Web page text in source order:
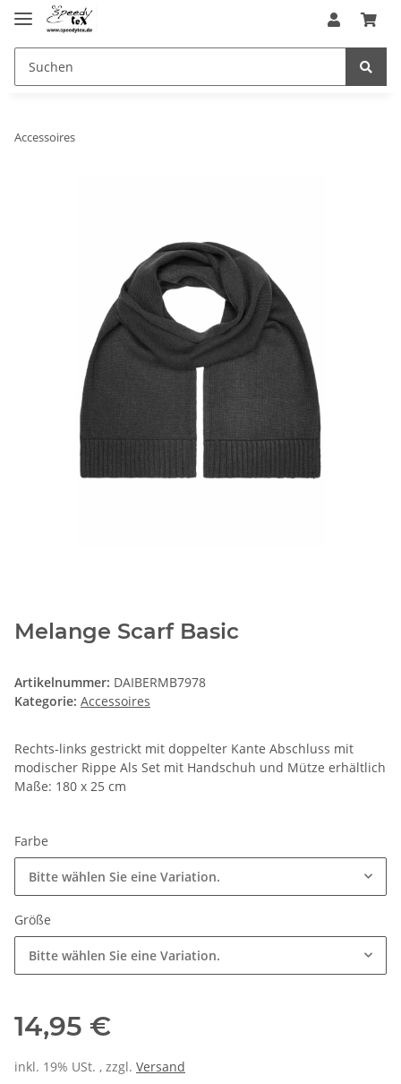
Accessoires
Melange Scarf Basic
Artikelnummer: DAIBERMB7978
Kategorie: Accessoires
Rechts-links gestrickt mit doppelter Kante Abschluss mit
modischer Rippe Als Set mit Handschuh und Mütze erhältlich
Maße: 180 x 25 cm
Farbe
Bitte wählen Sie eine Variation.
Größe
Bitte wählen Sie eine Variation.
14,95 €
inkl. 19% USt. , zzgl. Versand